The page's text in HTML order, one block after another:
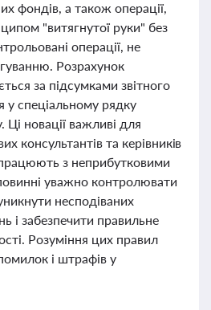
фондів, а також операції,
"витягнутої руки" без
операції, не
Розрахунок
за підсумками звітного
у спеціальному рядку
Ці новації важливі для
консультантів та керівників
з неприбутковими
уважно контролювати
несподіваних
і забезпечити правильне
Розуміння цих правил
і штрафів у